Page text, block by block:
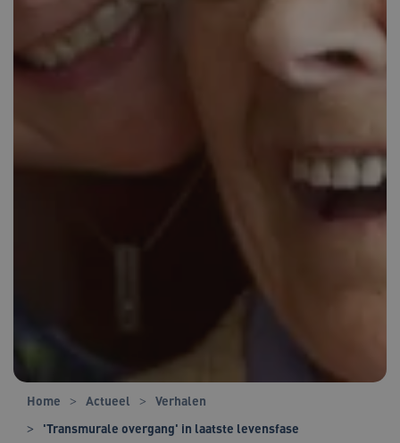
Home Actueel
Verhalen
'Transmurale overgang' in laatste levensfase